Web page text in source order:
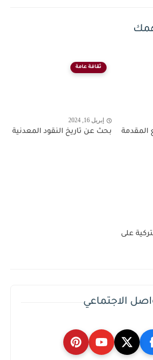
المقدمة
ثقافة عامة
إبريل 16, 2024
بحث عن تاريخ النقود المعدنية
على
الاجتماعي